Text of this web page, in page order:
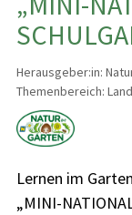
Herausgeber:in:
Themenbereich:
Lernen im
„MINI-